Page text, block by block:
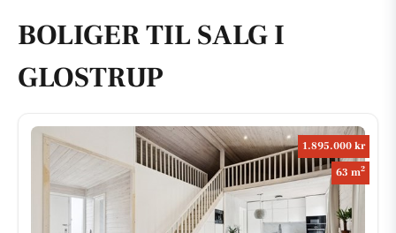
BOLIGER TIL SALG I
GLOSTRUP
1.895.000 kr
63 m2